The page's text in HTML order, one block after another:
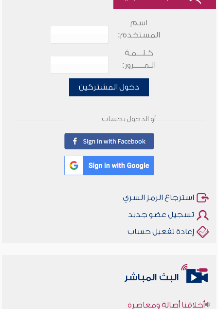
اسم
المستخدم:
كـلـــمـة
الـمـــــرور:
دخول المشتركين
أو الدخول بحساب
استرجاع الرمز السري
تسجيل عضو جديد
إعادة تفعيل حساب
البث المباشر